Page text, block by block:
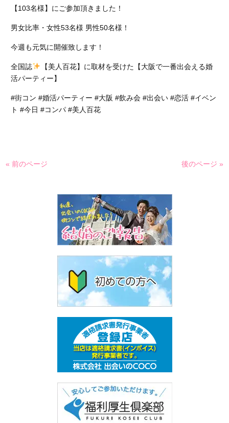
【103名様】にご参加頂きました！
男女比率・女性53名様 男性50名様！
今週も元気に開催致します！
全国誌
【美人百花】に取材を受けた【大阪で一番出会える婚
活パーティー】
#街コン #婚活パーティー #大阪 #飲み会 #出会い #恋活 #イベン
ト #今日 #コンパ #美人百花
« 前のページ 後のページ »